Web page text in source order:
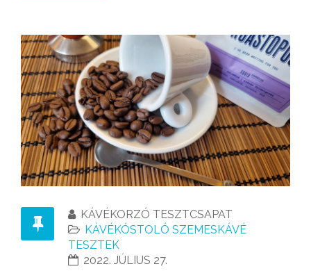
KÁVÉKORZÓ TESZTCSAPAT
KÁVÉKÓSTOLÓ SZEMESKÁVÉ
TESZTEK
2022. JÚLIUS 27.